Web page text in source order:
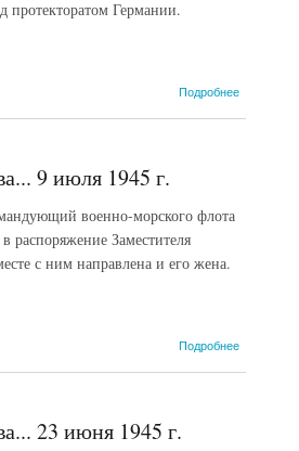
протекторатом Германии.
Подробнее
9 июля 1945 г.
военно-морского флота
распоряжение Заместителя
с ним направлена и его жена.
Подробнее
23 июня 1945 г.